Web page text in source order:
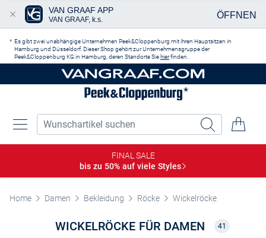
Es gibt zwei unabhängige Unternehmen Peek&Cloppenburg mit ihren Hauptsitzen in
Hamburg und Düsseldorf. Dieser Shop gehört zur Unternehmensgruppe der
Peek&Cloppenburg KG in Hamburg, deren Standorte Sie hierfinden.
FINAL SALE
bis zu 50% auf viele Styles
Home Damen Bekleidung Röcke Wickelröcke
WICKELRÖCKE FÜR DAMEN 41
VAN GRAAF APP
VAN GRAAF, k.s. ÖFFNEN